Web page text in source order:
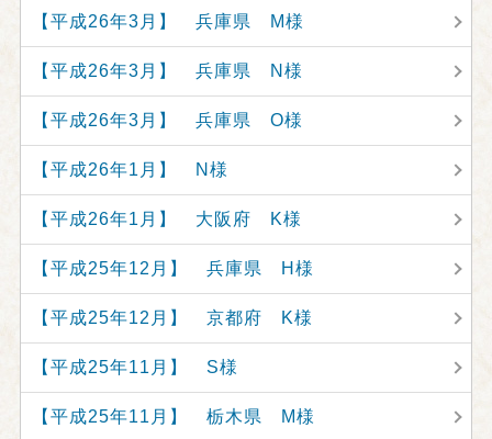
【平成26年3月】 兵庫県 M様
【平成26年3月】 兵庫県 N様
【平成26年3月】 兵庫県 O様
【平成26年1月】 N様
【平成26年1月】 大阪府 K様
【平成25年12月】 兵庫県 H様
【平成25年12月】 京都府 K様
【平成25年11月】 S様
【平成25年11月】 栃木県 M様